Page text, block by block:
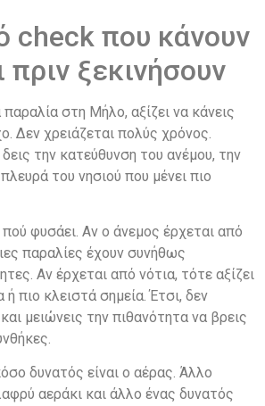
check που κάνουν
πριν ξεκινήσουν
παραλία στη Μήλο, αξίζει να κάνεις
Δεν χρειάζεται πολύς χρόνος.
την κατεύθυνση του ανέμου, την
του νησιού που μένει πιο
φυσάει. Αν ο άνεμος έρχεται από
παραλίες έχουν συνήθως
Αν έρχεται από νότια, τότε αξίζει
ή πιο κλειστά σημεία. Έτσι, δεν
μειώνεις την πιθανότητα να βρεις
δυνατός είναι ο αέρας. Άλλο
αεράκι και άλλο ένας δυνατός